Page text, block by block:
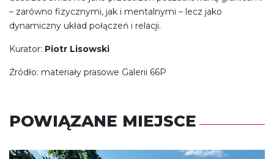
– zarówno fizycznymi, jak i mentalnymi – lecz jako
dynamiczny układ połączeń i relacji.
Kurator: Piotr Lisowski
Źródło: materiały prasowe Galerii 66P
POWIĄZANE MIEJSCE